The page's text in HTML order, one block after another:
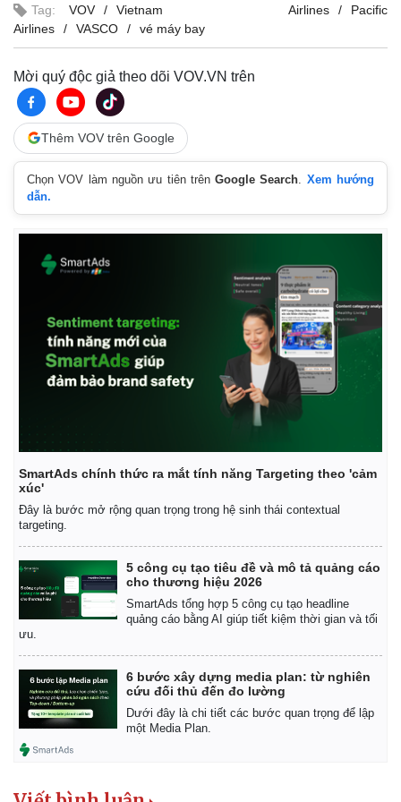
Tag: VOV Vietnam Airlines
Pacific
Airlines
VASCO vé máy bay
Mời quý độc giả theo dõi VOV.VN trên
Thêm VOV trên Google
Chọn VOV làm nguồn ưu tiên trênGoogle Search
Xem hướng
dẫn.
SmartAds chính thức ra mắt tính năng Targeting theo 'cảm
xúc'
Đây là bước mở rộng quan trọng trong hệ sinh thái contextual
targeting.
5 công cụ tạo tiêu đề và mô tả quảng cáo
cho thương hiệu 2026
SmartAds tổng hợp 5 công cụ tạo headline
quảng cáo bằng AI giúp tiết kiệm thời gian và tối
ưu.
6 bước xây dựng media plan: từ nghiên
cứu đối thủ đến đo lường
Dưới đây là chi tiết các bước quan trọng để lập
một Media Plan.